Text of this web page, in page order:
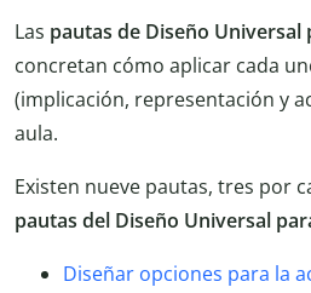
Las pautas de Diseño Universal
concretan cómo aplicar cada
(implicación, representación y
aula.
Existen nueve pautas, tres por
pautas del Diseño Universal
Diseñar opciones para la